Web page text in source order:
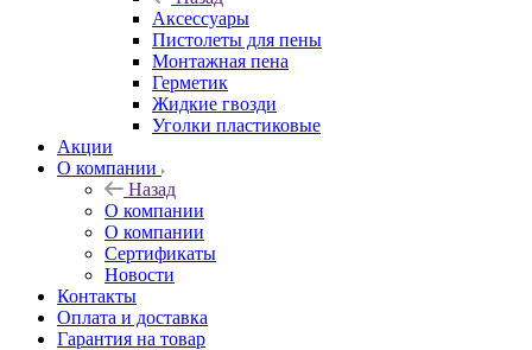
Аксессуары
Пистолеты для пены
Монтажная пена
Герметик
Жидкие гвозди
Уголки пластиковые
Акции
О компании
Назад
О компании
О компании
Сертификаты
Новости
Контакты
Оплата и доставка
Гарантия на товар